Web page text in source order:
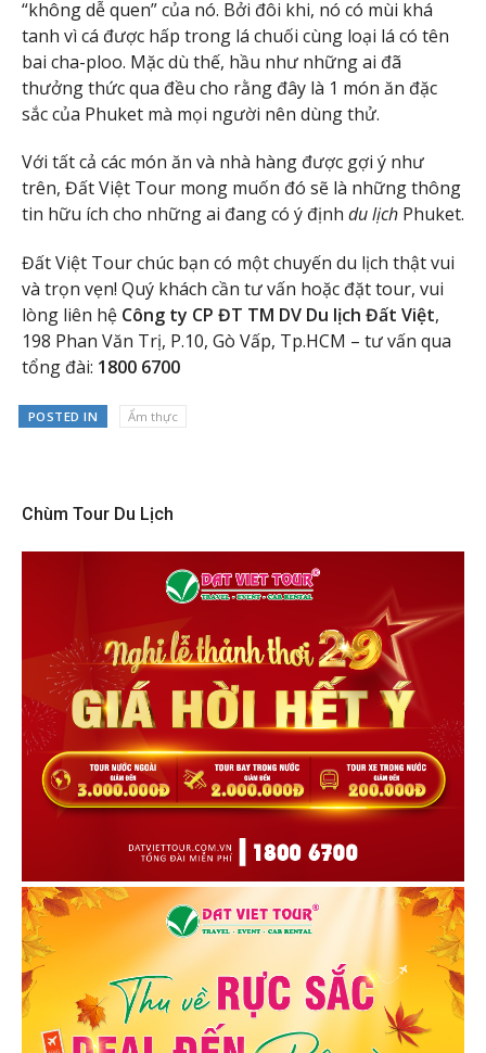
“không dễ quen” của nó. Bởi đôi khi, nó có mùi khá
tanh vì cá được hấp trong lá chuối cùng loại lá có tên
bai cha-ploo. Mặc dù thế, hầu như những ai đã
thưởng thức qua đều cho rằng đây là 1 món ăn đặc
sắc của Phuket mà mọi người nên dùng thử.
Với tất cả các món ăn và nhà hàng được gợi ý như
trên, Đất Việt Tour mong muốn đó sẽ là những thông
tin hữu ích cho những ai đang có ý định du lịch Phuket.
Đất Việt Tour chúc bạn có một chuyến du lịch thật vui
và trọn vẹn! Quý khách cần tư vấn hoặc đặt tour, vui
lòng liên hệ Công ty CP ĐT TM DV Du lịch Đất Việt,
198 Phan Văn Trị, P.10, Gò Vấp, Tp.HCM – tư vấn qua
tổng đài: 1800 6700
POSTED IN Ẩm thực
Chùm Tour Du Lịch